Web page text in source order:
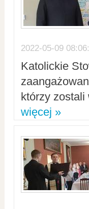
2022-05-09
Katolickie
którzy
więcej »